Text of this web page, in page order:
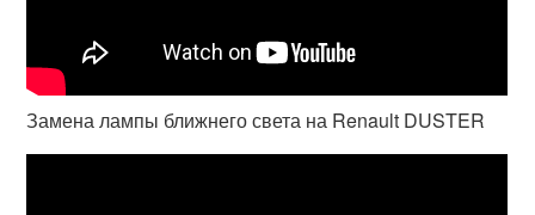
Замена лампы ближнего света на Renault DUSTER